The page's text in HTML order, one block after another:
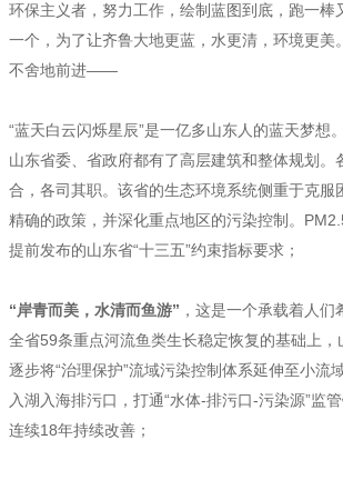
环保主义者，努力工作，绘制蓝图到底，跑一棒
一个，为了让齐鲁大地更蓝，水更清，环境更美
不舍地前进——
“蓝天白云闪烁星辰”是一亿多山东人的蓝天梦想
山东省委、省政府都有了高层建筑和整体规划。
合，各司其职。该省的生态环境系统侧重于克服
精确的政策，并深化重点地区的污染控制。
提前发布的山东省“十三五”约束指标要求；
“岸青而美，水清而鱼游” ，这是一个承载着人
全省59条重点河流鱼类生长稳定恢复的基础上，
逐步将“治理保护”流域污染控制体系延伸至小流
入湖入海排污口，打通“水体-排污口-污染源”监
连续18年持续改善；